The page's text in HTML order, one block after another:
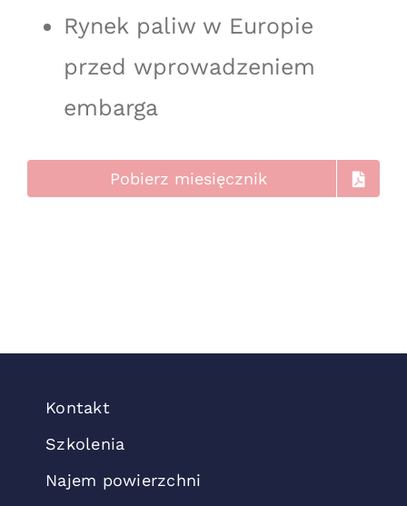
Rynek paliw w Europie
przed wprowadzeniem
embarga
Pobierz miesięcznik
Kontakt
Szkolenia
Najem powierzchni